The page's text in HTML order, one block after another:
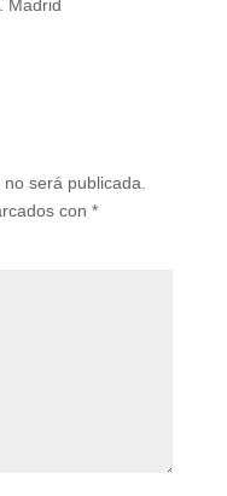
Madrid
será publicada.
con *